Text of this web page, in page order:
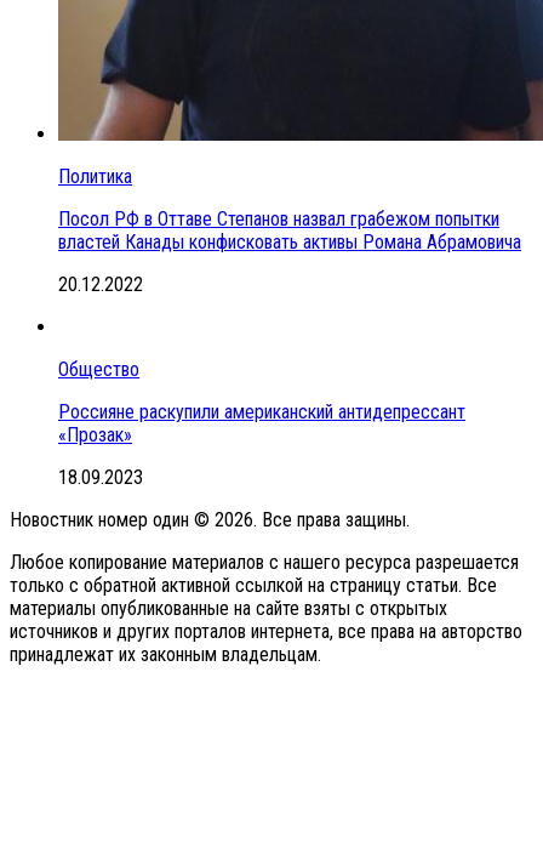
Политика
Посол РФ в Оттаве Степанов назвал грабежом попытки
властей Канады конфисковать активы Романа Абрамовича
20.12.2022
Общество
Россияне раскупили американский антидепрессант
«Прозак»
18.09.2023
Новостник номер один © 2026. Все права защины.
Любое копирование материалов с нашего ресурса разрешается
только с обратной активной ссылкой на страницу статьи. Все
материалы опубликованные на сайте взяты с открытых
источников и других порталов интернета, все права на авторство
принадлежат их законным владельцам.